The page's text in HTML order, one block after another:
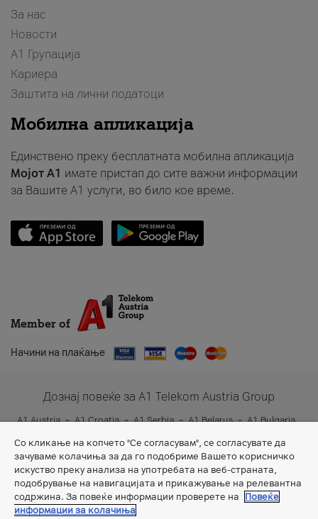
За нас
Новости
А1 Групација
Кариера
Заштита на лични податоци
Мобилна апликација
Единствено преку бесплатната мобилна апликација
Мојот A1 имате пристап до сите важни информации
за Вашите A1 услуги, во било кое време.
Member of
Начини на плаќање
Дознај повеќе за A1 Telekom Austria Group
A1 Austria A1 Croatia A1 Serbia A1 Belarus
A1 Bulgaria
A1 Slovenia
A1 Digital
Со кликање на копчето "Се согласувам", се согласувате да
зачуваме колачиња за да го подобриме Вашето корисничко
искуство преку анализа на употребата на веб-страната,
подобрување на навигацијата и прикажување на релевантна
содржина. За повеќе информации проверете на
Повеќе
информации за колачиња